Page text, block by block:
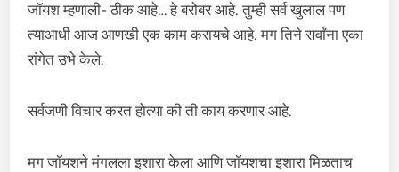
जॉयश म्हणाली- ठीक आहे… हे बरोबर आहे. तुम्ही सर्व खुलाल पण
त्याआधी आज आणखी एक काम करायचे आहे. मग तिने सर्वांना एका
रांगेत उभे केले.
सर्वजणी विचार करत होत्या की ती काय करणार आहे.
मग जॉयशने मंगलला इशारा केला आणि जॉयशचा इशारा मिळताच